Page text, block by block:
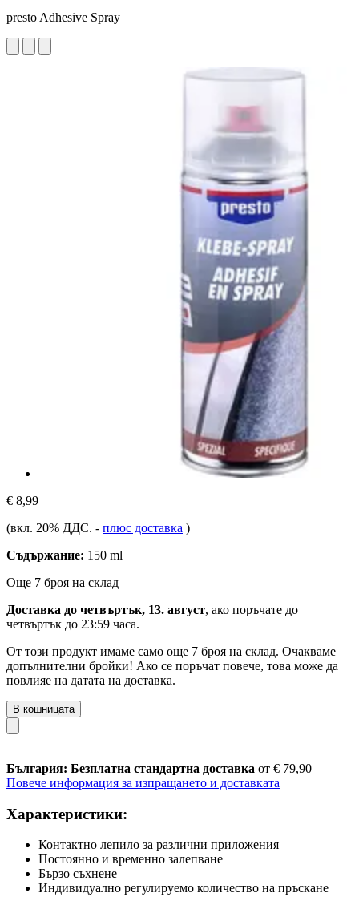
presto Adhesive Spray
€ 8,99
(вкл. 20% ДДС. - плюс доставка )
Съдържание: 150 ml
Още 7 броя на склад
Доставка до четвъртък, 13. август, ако поръчате до
четвъртък до 23:59 часа.
От този продукт имаме само още 7 броя на склад. Очакваме
допълнителни бройки! Ако се поръчат повече, това може да
повлияе на датата на доставка.
В кошницата
България: Безплатна стандартна доставка от € 79,90
Повече информация за изпращането и доставката
Характеристики:
Контактно лепило за различни приложения
Постоянно и временно залепване
Бързо съхнене
Индивидуално регулируемо количество на пръскане